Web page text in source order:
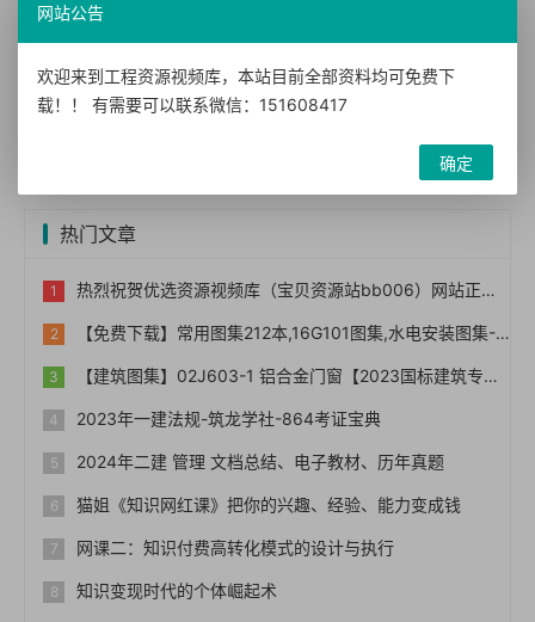
2023年一建法规-历年真题PDF
网友评论
热门文章
热烈祝贺优选资源视频库（宝贝资源站bb006）网站正式上线！！
【免费下载】常用图集212本,16G101图集,水电安装图集-254本【01-0014】
【建筑图集】02J603-1 铝合金门窗【2023国标建筑专业图集大全】
2023年一建法规-筑龙学社-864考证宝典
2024年二建 管理 文档总结、电子教材、历年真题
猫姐《知识网红课》把你的兴趣、经验、能力变成钱
网课二：知识付费高转化模式的设计与执行
知识变现时代的个体崛起术
网站公告
欢迎来到工程资源视频库，本站目前全部资料均可免费下
载！！ 有需要可以联系微信：151608417
确定